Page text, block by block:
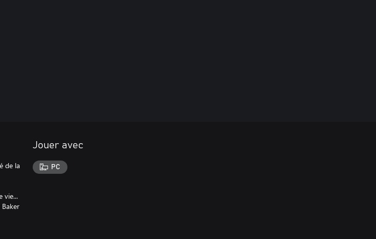
de la
vie...
Jouer avec
PC